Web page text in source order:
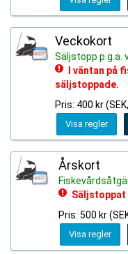
Veckokort
Säljstopp
I väntan på
säljstoppade.
Pris: 400 kr
Visa regler
Årskort
Säljstoppat
Pris: 500 kr
Visa regler